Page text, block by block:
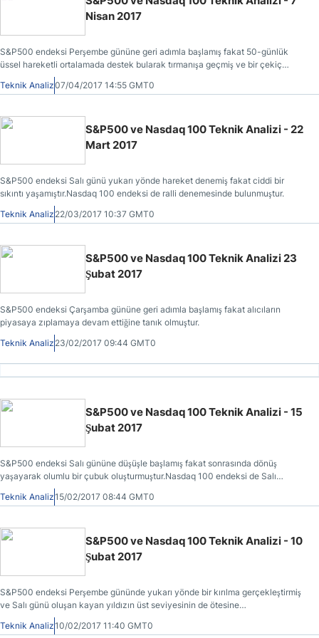
Nisan 2017
S&P500 endeksi Perşembe gününe geri adımla başlamış fakat 50-günlük
üssel hareketli ortalamada destek bularak tırmanışa geçmiş ve bir çekiç
meydana getirmiştir.
Teknik Analiz07/04/2017 14:55 GMT0
S&P500 ve Nasdaq 100 Teknik Analizi - 22
Mart 2017
S&P500 endeksi Salı günü yukarı yönde hareket denemiş fakat ciddi bir
sıkıntı yaşamıştır.Nasdaq 100 endeksi de ralli denemesinde bulunmuştur.
Teknik Analiz 22/03/2017 10:37 GMT0
S&P500 ve Nasdaq 100 Teknik Analizi 23
Şubat 2017
S&P500 endeksi Çarşamba gününe geri adımla başlamış fakat alıcıların
piyasaya zıplamaya devam ettiğine tanık olmuştur.
Teknik Analiz 23/02/2017 09:44 GMT0
S&P500 ve Nasdaq 100 Teknik Analizi - 15
Şubat 2017
S&P500 endeksi Salı gününe düşüşle başlamış fakat sonrasında dönüş
yaşayarak olumlu bir çubuk oluşturmuştur.Nasdaq 100 endeksi de Salı
gününe geri adım atarak başlamış fakat gerçekleşen zıplama sayesinde bir
çekiç meydana getirmiştir.
Teknik Analiz15/02/2017 08:44 GMT0
S&P500 ve Nasdaq 100 Teknik Analizi - 10
Şubat 2017
S&P500 endeksi Perşembe gününde yukarı yönde bir kırılma gerçekleştirmiş
ve Salı günü oluşan kayan yıldızın üst seviyesinin de ötesine
ilerlemiştir.Nasdaq 100 endeksi de Perşebme günü tırmanışına devam etmiş ve
kazançlarını genişletmiştir.
Teknik Analiz10/02/2017 11:40 GMT0